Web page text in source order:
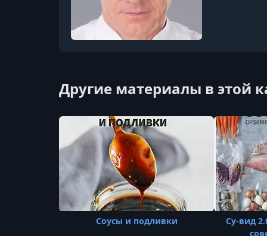
Другие материалы в этой
Соусы и подливки
Су-вид